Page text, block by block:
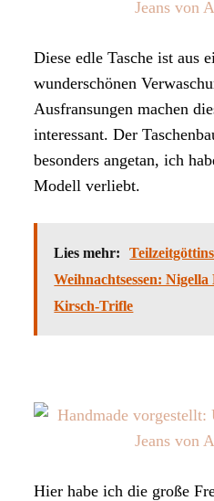
Diese edle Tasche ist aus
wunderschönen
Ausfransungen machen
interessant. Der
besonders angetan, ich
Modell verliebt.
Lies mehr:
Weihnachtsessen:
Kirsch-Trifle
Hier habe ich die große